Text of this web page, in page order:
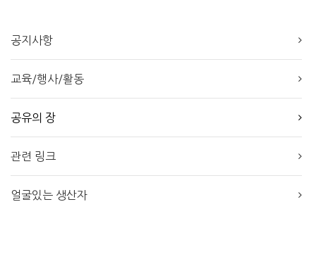
공지사항
교육/행사/활동
공유의 장
관련 링크
얼굴있는 생산자